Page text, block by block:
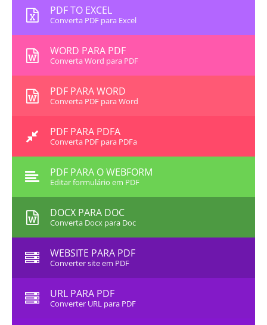
PDF TO EXCEL
Converta PDF para Excel
WORD PARA PDF
Converta Word para PDF
PDF PARA WORD
Converta PDF para Word
PDF PARA PDFA
Converta PDF para PDFa
PDF PARA O WEBFORM
Editar formulário em PDF
DOCX PARA DOC
Converta Docx para Doc
WEBSITE PARA PDF
Converter site em PDF
URL PARA PDF
Converter URL para PDF